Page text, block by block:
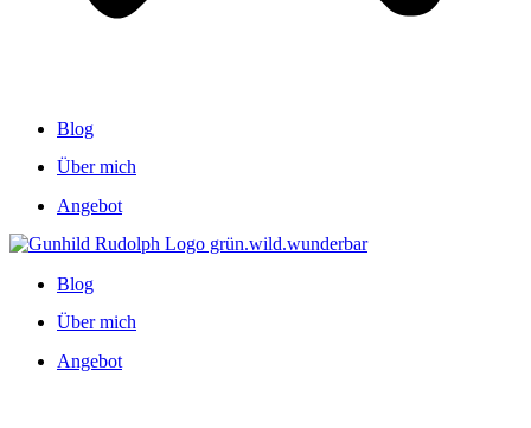
Blog
Über mich
Angebot
Blog
Über mich
Angebot